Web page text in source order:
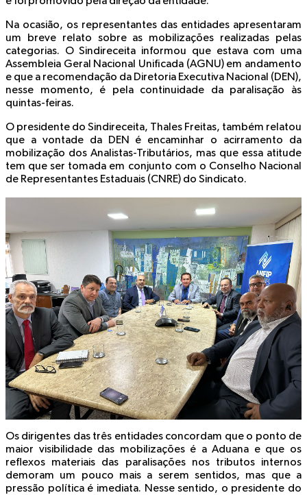
Na ocasião, os representantes das entidades apresentaram
um breve relato sobre as mobilizações realizadas pelas
categorias. O Sindireceita informou que estava com uma
Assembleia Geral Nacional Unificada (AGNU) em andamento
e que a recomendação da Diretoria Executiva Nacional (DEN),
nesse momento, é pela continuidade da paralisação às
quintas-feiras.
O presidente do Sindireceita, Thales Freitas, também relatou
que a vontade da DEN é encaminhar o acirramento da
mobilização dos Analistas-Tributários, mas que essa atitude
tem que ser tomada em conjunto com o Conselho Nacional
de Representantes Estaduais (CNRE) do Sindicato.
Os dirigentes das três entidades concordam que o ponto de
maior visibilidade das mobilizações é a Aduana e que os
reflexos materiais das paralisações nos tributos internos
demoram um pouco mais a serem sentidos, mas que a
pressão política é imediata. Nesse sentido, o presidente do